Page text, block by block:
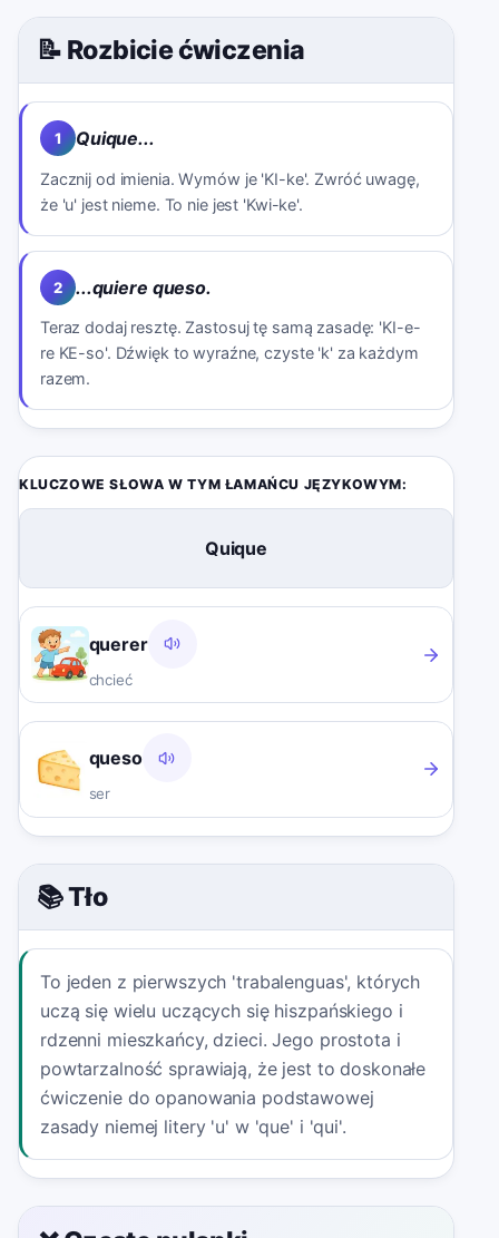
📝 Rozbicie ćwiczenia
1 Quique...
Zacznij od imienia. Wymów je 'KI-ke'. Zwróć uwagę,
że 'u' jest nieme. To nie jest 'Kwi-ke'.
2 ...quiere queso.
Teraz dodaj resztę. Zastosuj tę samą zasadę: 'KI-e-
re KE-so'. Dźwięk to wyraźne, czyste 'k' za każdym
razem.
KLUCZOWE SŁOWA W TYM ŁAMAŃCU JĘZYKOWYM:
Quique
querer
chcieć
queso
ser
📚 Tło
To jeden z pierwszych 'trabalenguas', których
uczą się wielu uczących się hiszpańskiego i
rdzenni mieszkańcy, dzieci. Jego prostota i
powtarzalność sprawiają, że jest to doskonałe
ćwiczenie do opanowania podstawowej
zasady niemej litery 'u' w 'que' i 'qui'.